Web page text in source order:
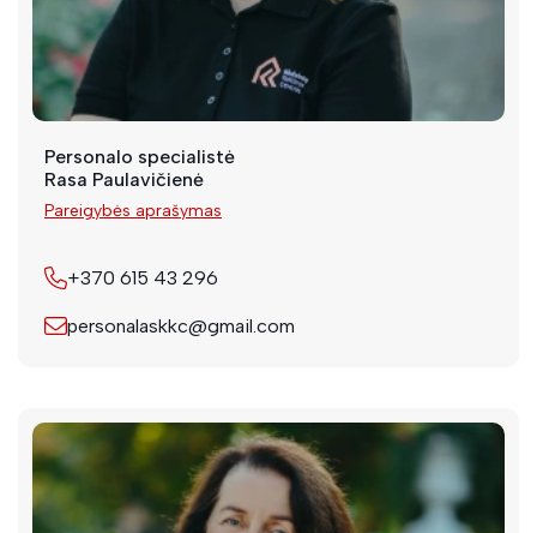
Personalo specialistė
Rasa Paulavičienė
Pareigybės aprašymas
+370 615 43 296
personalaskkc@gmail.com